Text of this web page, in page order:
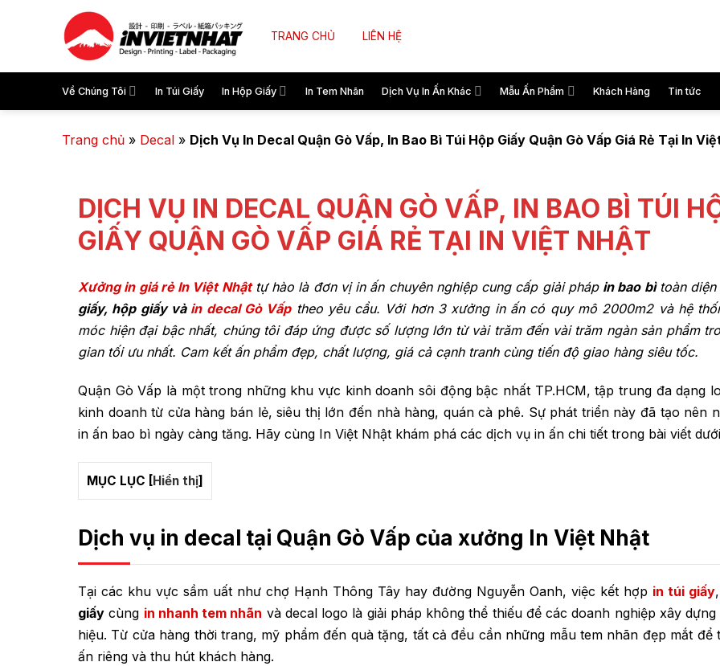
TRANG CHỦ LIÊN HỆ
Về Chúng Tôi In Túi Giấy In Hộp Giấy In Tem Nhãn Dịch Vụ In Ấn Khác Mẫu Ấn Phẩm Khách Hàng Tin tức
Trang chủ » Decal » Dịch Vụ In Decal Quận Gò Vấp, In Bao Bì Túi Hộp Giấy Quận Gò Vấp Giá Rẻ Tại In
DỊCH VỤ IN DECAL QUẬN GÒ VẤP, IN BAO BÌ TÚI
GIẤY QUẬN GÒ VẤP GIÁ RẺ TẠI IN VIỆT NHẬT
Xưởng in giá rẻ In Việt Nhậttự hào là đơn vị in ấn chuyên nghiệp cung cấp giải pháp in bao bìtoàn
giấy, hộp giấy và in decal Gò Vấptheo yêu cầu. Với hơn 3 xưởng in ấn có quy mô 2000m2 và hệ
móc hiện đại bậc nhất, chúng tôi đáp ứng được số lượng lớn từ vài trăm đến vài trăm ngàn sản phẩm
gian tối ưu nhất. Cam kết ấn phẩm đẹp, chất lượng, giá cả cạnh tranh cùng tiến độ giao hàng siêu tốc.
Quận Gò Vấp là một trong những khu vực kinh doanh sôi động bậc nhất TP.HCM, tập trung đa dạng
kinh doanh từ cửa hàng bán lẻ, siêu thị lớn đến nhà hàng, quán cà phê. Sự phát triển này đã tạo nên
in ấn bao bì ngày càng tăng. Hãy cùng In Việt Nhật khám phá các dịch vụ in ấn chi tiết trong bài viết
MỤC LỤC [Hiển thị]
Dịch vụ in decal tại Quận Gò Vấp của xưởng In Việt Nhật
Tại các khu vực sầm uất như chợ Hạnh Thông Tây hay đường Nguyễn Oanh, việc kết hợp in túi giấy
giấy cùng in nhanh tem nhãn và decal logo là giải pháp không thể thiếu để các doanh nghiệp xây
hiệu. Từ cửa hàng thời trang, mỹ phẩm đến quà tặng, tất cả đều cần những mẫu tem nhãn đẹp mắt để
ấn riêng và thu hút khách hàng.